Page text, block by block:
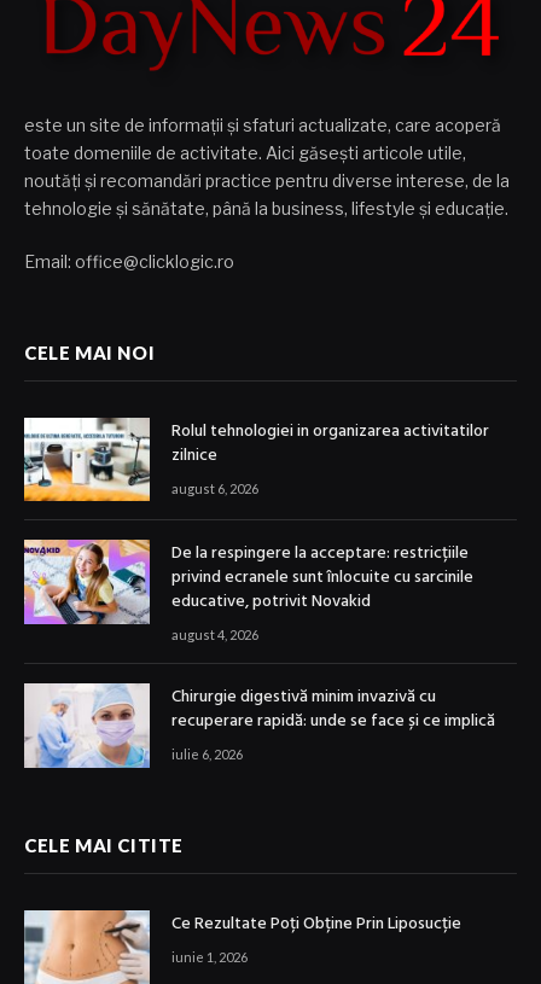
este un site de informații și sfaturi actualizate, care acoperă
toate domeniile de activitate. Aici găsești articole utile,
noutăți și recomandări practice pentru diverse interese, de la
tehnologie și sănătate, până la business, lifestyle și educație.
Email: office@clicklogic.ro
CELE MAI NOI
Rolul tehnologiei in organizarea activitatilor
zilnice
august 6, 2026
De la respingere la acceptare: restricțiile
privind ecranele sunt înlocuite cu sarcinile
educative, potrivit Novakid
august 4, 2026
Chirurgie digestivă minim invazivă cu
recuperare rapidă: unde se face și ce implică
iulie 6, 2026
CELE MAI CITITE
Ce Rezultate Poți Obține Prin Liposucție
iunie 1, 2026